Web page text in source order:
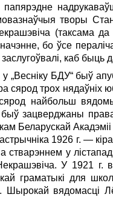
папярэдне
творы
(таксама
бо ўсе
каб
„Весніку БДУ“ быў
трох нядаўніх
найбольш
быў зацверджаны
Беларускай
1926 г. —
стварэннем у
У 1921
граматыкі для
Шырокай